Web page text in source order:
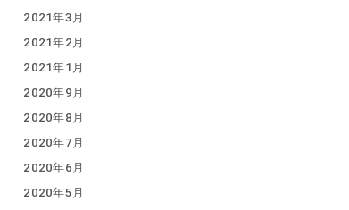
2021年3月
2021年2月
2021年1月
2020年9月
2020年8月
2020年7月
2020年6月
2020年5月